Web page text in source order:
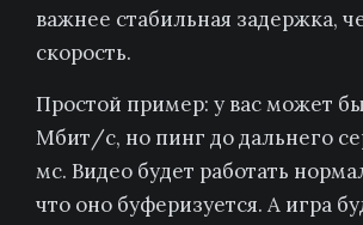
важнее стабильная задержка,
скорость.
Простой пример: у вас может
Мбит/с, но пинг до дальнего
мс. Видео будет работать
что оно буферизуется. А игра